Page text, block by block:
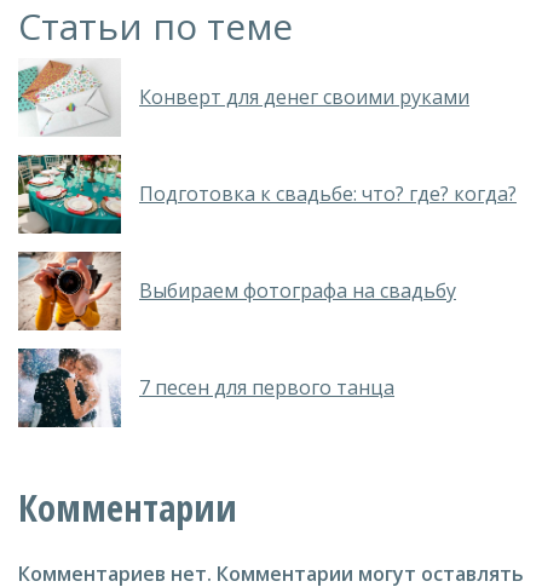
Статьи по теме
Конверт для денег своими руками
Подготовка к свадьбе: что? где? когда?
Выбираем фотографа на свадьбу
7 песен для первого танца
Комментарии
Комментариев нет. Комментарии могут оставлять